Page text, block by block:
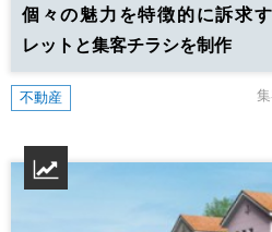
個々の魅力を特徴的に訴求
レットと集客チラシを制作
不動産